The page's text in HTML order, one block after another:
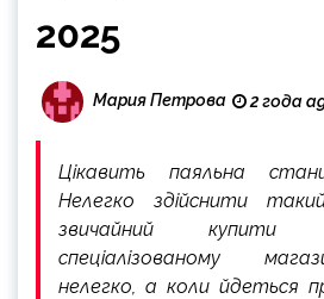
2025
Мария Петрова 2 года
Цікавить паяльна
Нелегко здійснити
звичайний купити
спеціалізованому
нелегко, а коли йдеться